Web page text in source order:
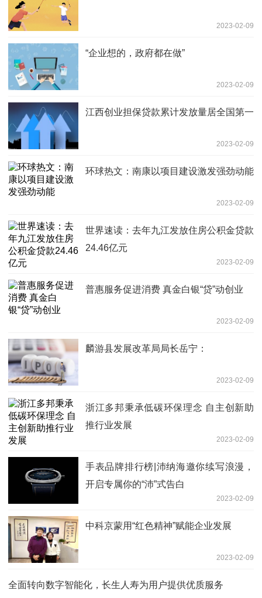
2023-02-09
“企业想的，政府都在做”
2023-02-09
江西创业担保贷款累计发放量居全国第一
2023-02-09
环球热文：南康以项目建设激发强劲动能
2023-02-09
世界速读：去年九江发放住房公积金贷款
24.46亿元
2023-02-09
普惠服务促进消费 真金白银“贷”动创业
2023-02-09
麟游县发展改革局局长岳宁：
2023-02-09
浙江多邦秉承低碳环保理念 自主创新助
推行业发展
2023-02-09
手表品牌排行榜|沛纳海邀你续写浪漫，
开启专属你的“沛”式告白
2023-02-09
中科京蒙用“红色精神”赋能企业发展
2023-02-09
全面转向数字智能化，长生人寿为用户提供优质服务